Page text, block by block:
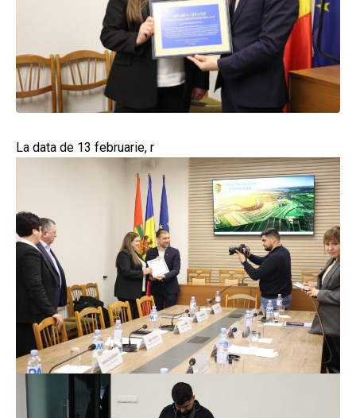
La data de 13 februarie, r